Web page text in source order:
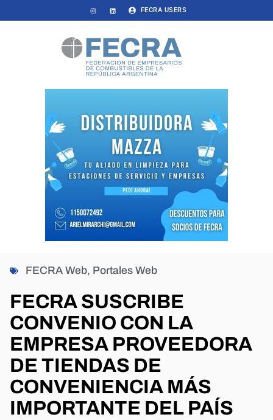
FECRA USERS
FECRA Web, Portales Web
FECRA SUSCRIBE
CONVENIO CON LA
EMPRESA PROVEEDORA
DE TIENDAS DE
CONVENIENCIA MÁS
IMPORTANTE DEL PAÍS